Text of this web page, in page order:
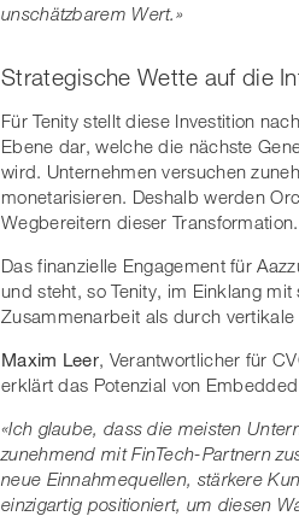
unschätzbarem Wert.»
Strategische Wette auf die
Für Tenity stellt diese Investition
Ebene dar, welche die nächste
wird. Unternehmen versuchen
monetarisieren. Deshalb werden
Wegbereitern dieser Transformation.
Das finanzielle Engagement für
und steht, so Tenity, im Einklang
Zusammenarbeit als durch
Maxim Leer, Verantwortlicher für
erklärt das Potenzial von
«Ich glaube, dass die meisten
zunehmend mit FinTech-Partnern
neue Einnahmequellen, stärkere
einzigartig positioniert, um diesen